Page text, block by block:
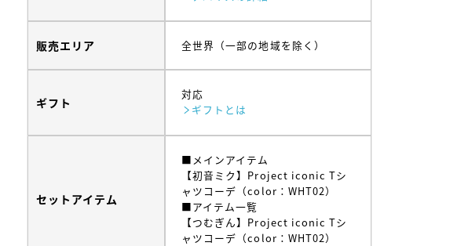
販売エリア 全世界（一部の地域を除く）
ギフト
対応
ギフトとは
セットアイテム
■メインアイテム
【初音ミク】Project iconic Tシ
ャツコーデ（color：WHT02）
■アイテム一覧
【つむぎん】Project iconic Tシ
ャツコーデ（color：WHT02）